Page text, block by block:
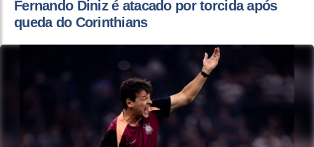
Fernando Diniz é atacado por torcida após
queda do Corinthians